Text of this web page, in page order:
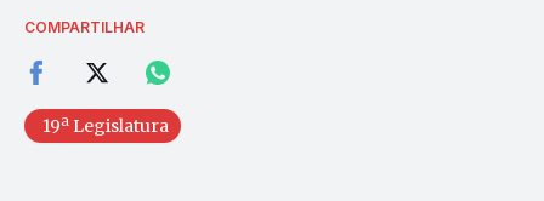
COMPARTILHAR
19ª Legislatura